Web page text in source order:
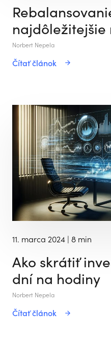
Norbert Nepela
Čítať článok
11. marca 2024 | 8 min
Ako skrátiť
dní na hodiny
Norbert Nepela
Čítať článok